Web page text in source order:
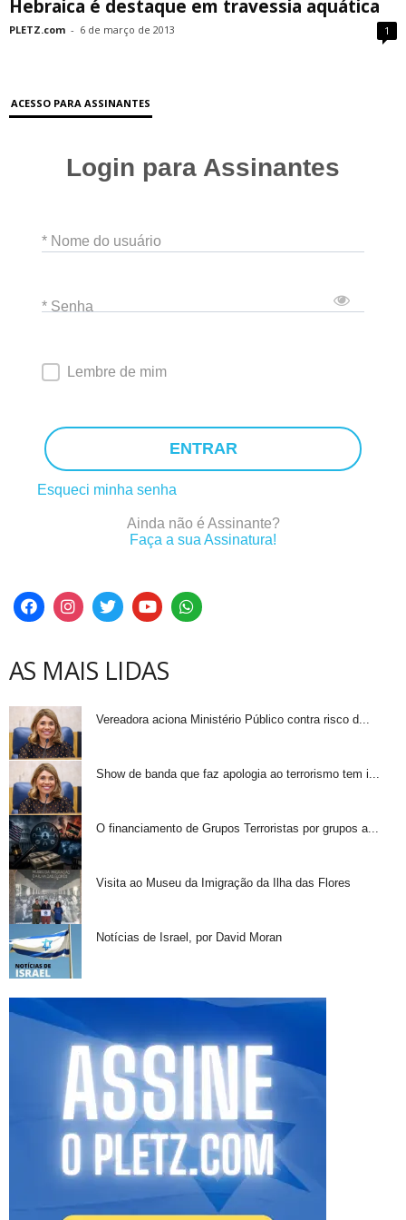
Hebraica é destaque em travessia aquática
PLETZ.com - 6 de março de 2013 1
ACESSO PARA ASSINANTES
Login para Assinantes
* Nome do usuário
* Senha
Lembre de mim
ENTRAR
Esqueci minha senha
Ainda não é Assinante?
Faça a sua Assinatura!
AS MAIS LIDAS
Vereadora aciona Ministério Público contra risco d...
Show de banda que faz apologia ao terrorismo tem i...
O financiamento de Grupos Terroristas por grupos a...
Visita ao Museu da Imigração da Ilha das Flores
Notícias de Israel, por David Moran